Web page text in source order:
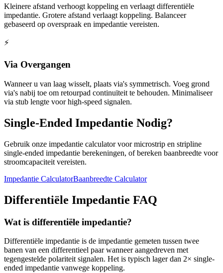
Kleinere afstand verhoogt koppeling en verlaagt differentiële
impedantie. Grotere afstand verlaagt koppeling. Balanceer
gebaseerd op overspraak en impedantie vereisten.
⚡
Via Overgangen
Wanneer u van laag wisselt, plaats via's symmetrisch. Voeg grond
via's nabij toe om retourpad continuïteit te behouden. Minimaliseer
via stub lengte voor high-speed signalen.
Single-Ended Impedantie Nodig?
Gebruik onze impedantie calculator voor microstrip en stripline
single-ended impedantie berekeningen, of bereken baanbreedte voor
stroomcapaciteit vereisten.
Impedantie CalculatorBaanbreedte Calculator
Differentiële Impedantie FAQ
Wat is differentiële impedantie?
Differentiële impedantie is de impedantie gemeten tussen twee
banen van een differentieel paar wanneer aangedreven met
tegengestelde polariteit signalen. Het is typisch lager dan 2× single-
ended impedantie vanwege koppeling.